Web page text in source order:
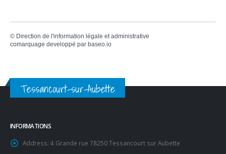
© Direction de l'information légale et administrative
comarquage developpé par baseo.io
Tessancourt-sur-Aubette
INFORMATIONS
Address: 4 Grande rue 78250 Tessancourt sur Aubette